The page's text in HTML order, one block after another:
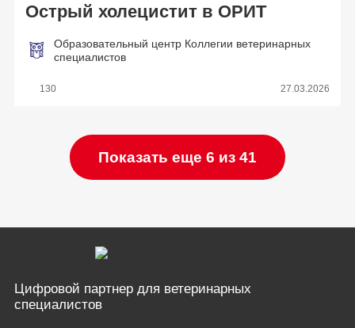
Острый холецистит в ОРИТ
Образовательный центр Коллегии ветеринарных
специалистов
130 27.03.2026
Показать еще 6 из 41
Цифровой партнер для ветеринарных
специалистов